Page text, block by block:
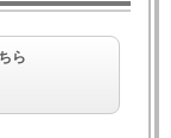
ら